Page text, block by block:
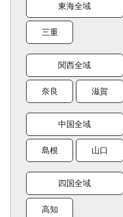
東海全域
三重
関西全域
奈良 滋賀
中国全域
島根 山口
四国全域
高知